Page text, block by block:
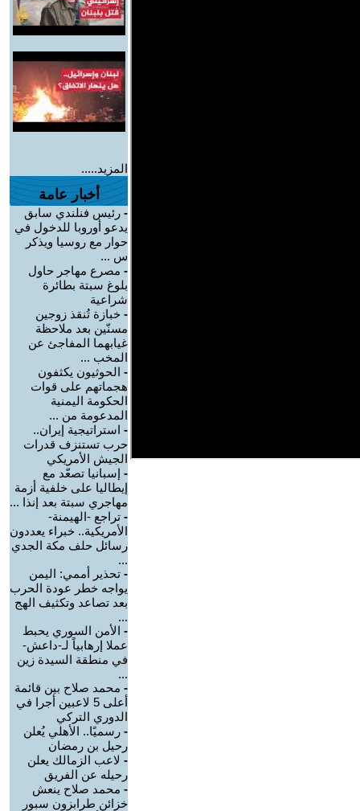
المزيد.....
أخبار عامة
- رئيس فنلندي سابق
يدعو أوروبا للدخول في
حوار مع روسيا ويذكر
س ...
- مصرع مهاجر حاول
بلوغ سبتة بطائرة
شراعية
- خبازة تُنقذ زوجين
مسنّين بعد ملاحظة
غيابهما المفاجئ عن
المخب ...
- الحوثيون يكثفون
هجماتهم على قوات
الحكومة اليمنية
المدعومة من ...
- استراتيجية إيران..
حرب تستنزف قدرات
الجيش الأمريكي
- إسبانيا تصعّد مع
إيطاليا على خلفية أزمة
مهاجري سبتة بعد إنذا ...
- تراجع -الهيمنة-
الأمريكية.. خبراء يعددون
رسائل حلف مكة الجدي
...
- تحذير أممي: اليمن
يواجه خطر عودة الحرب
بعد تصاعد وتكثيف الهج
...
- الأمن السوري يحبط
عملا إرهابياً لـ-داعش-
في منطقة السيدة زين
...
- محمد صلاح بين قائمة
أعلى 5 لاعبين أجرا في
الدوري التركي
- رسميًا.. الأهلي يُعلن
رحيل بن رمضان
- لاعب الزمالك يعلن
رحيله عن الفريق
- محمد صلاح ينعش
خزائن طرابزون سبور